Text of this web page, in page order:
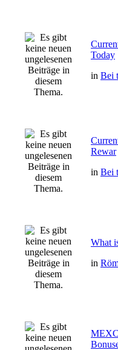
Today
in Bei
Rewar
in Bei
What
in